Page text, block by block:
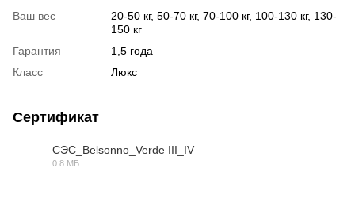
Ваш вес
20-50 кг, 50-70 кг, 70-100 кг, 100-130 кг, 130-
150 кг
Гарантия
1,5 года
Класс
Люкс
Сертификат
СЭС_Belsonno_Verde III_IV
0.8 МБ